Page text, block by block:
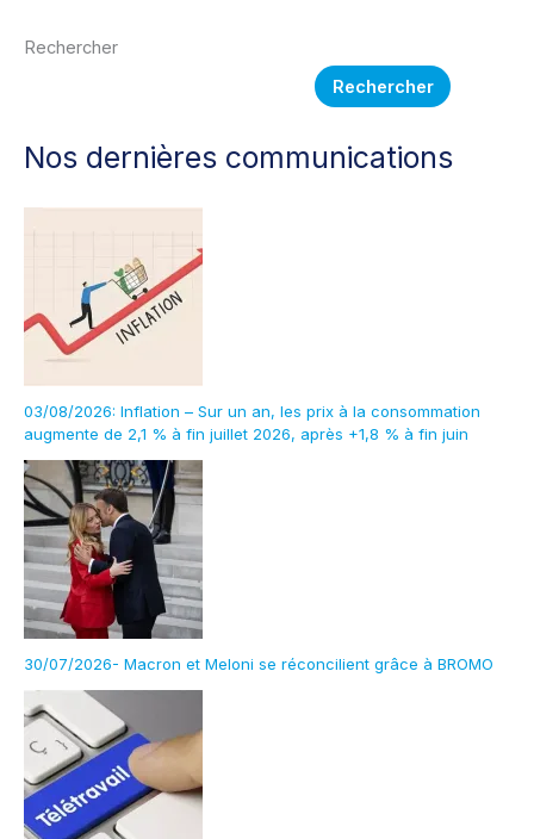
Rechercher
Rechercher
Nos dernières communications
03/08/2026: Inflation – Sur un an, les prix à la consommation
augmente de 2,1 % à fin juillet 2026, après +1,8 % à fin juin
30/07/2026- Macron et Meloni se réconcilient grâce à BROMO